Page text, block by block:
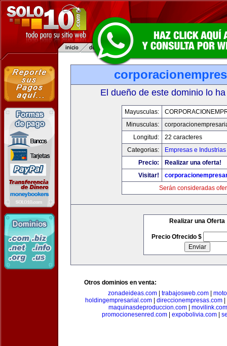
El dueño de este dominio lo
Mayusculas:
Minusculas:
Longitud:
22 caracteres
Categorias:
Empresas e Industrias
Precio:
Realizar una oferta!
Visitar!
Serán consideradas
Realizar una Oferta
Precio Ofrecido $
Otros dominios en venta:
zonadeideas.com
trabajosweb.com
holdingempresarial.com
direccionempresas.com
maquinasdeproduccion.com
movilink.com
promocionesenred.com| expobolivia.com|